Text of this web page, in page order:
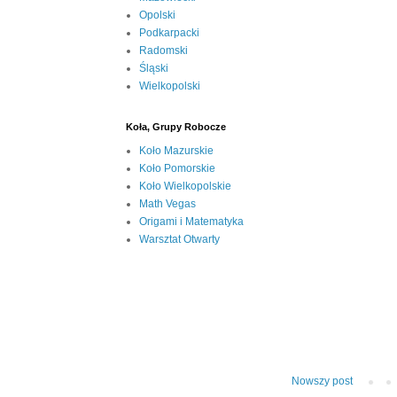
Nowszy post
Opolski
Podkarpacki
Radomski
Śląski
Wielkopolski
Koła, Grupy Robocze
Koło Mazurskie
Koło Pomorskie
Koło Wielkopolskie
Math Vegas
Origami i Matematyka
Warsztat Otwarty